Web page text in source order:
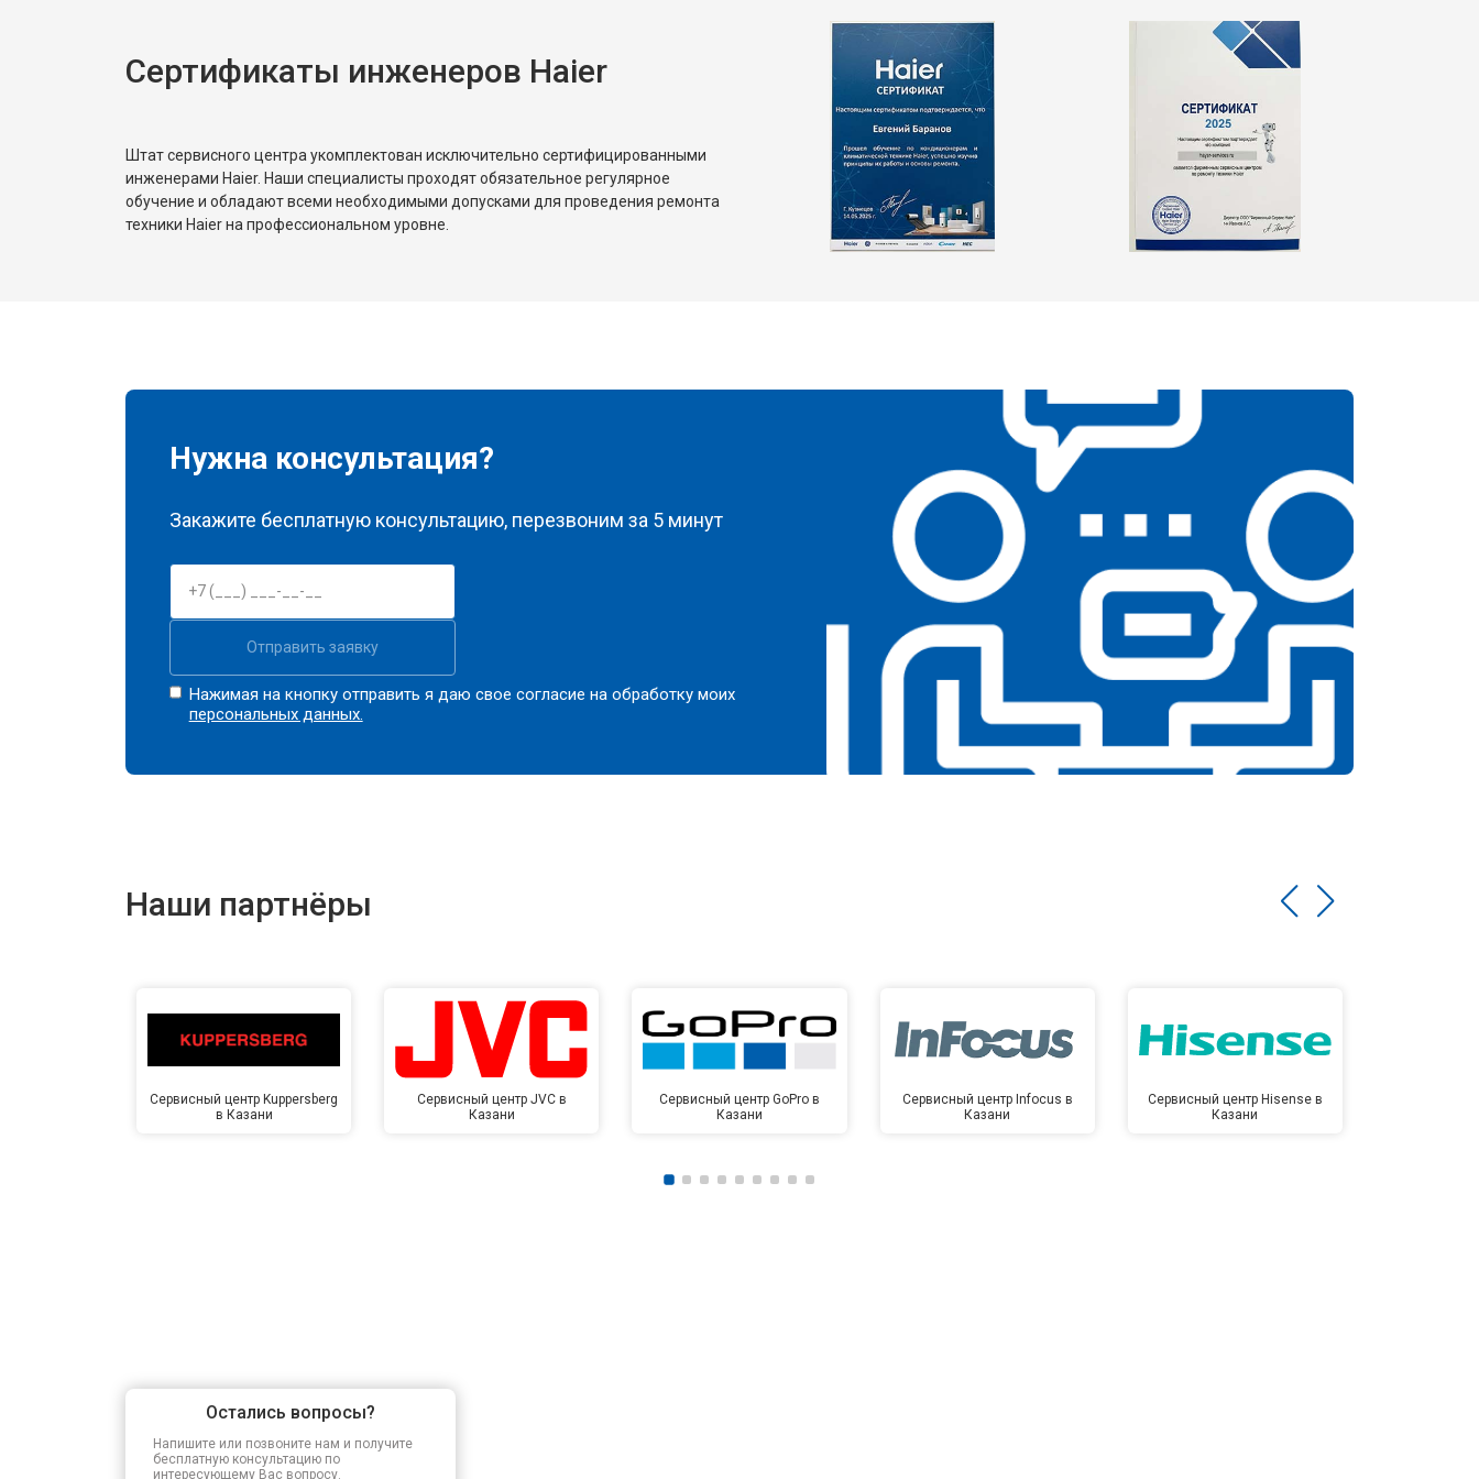
Сертификаты инженеров Haier
Штат сервисного центра укомплектован исключительно сертифицированными
инженерами Haier. Наши специалисты проходят обязательное регулярное
обучение и обладают всеми необходимыми допусками для проведения ремонта
техники Haier на профессиональном уровне.
Нужна консультация?
Закажите бесплатную консультацию, перезвоним за 5 минут
Отправить заявку
Нажимая на кнопку отправить я даю свое согласие на обработку моих
персональных данных.
Наши партнёры
Сервисный центр Kuppersberg
в Казани
Сервисный центр JVC в
Казани
Сервисный центр GoPro в
Казани
Сервисный центр Infocus в
Казани
Сервисный центр Hisense в
Казани
Остались вопросы?
Напишите или позвоните нам и получите
бесплатную консультацию по
интересующему Вас вопросу.